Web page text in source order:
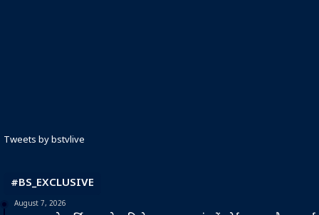
Tweets by bstvlive
#BS_EXCLUSIVE
August 7, 2026